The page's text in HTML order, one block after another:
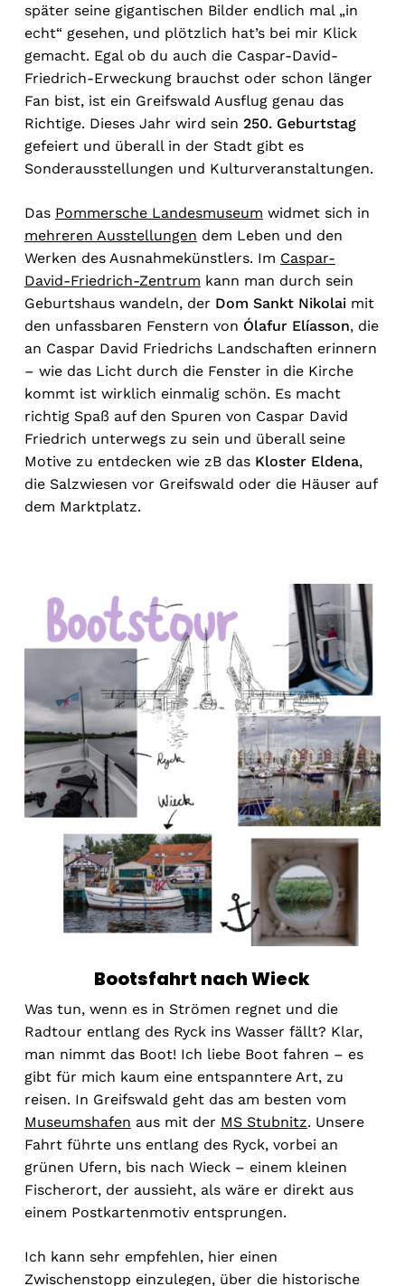
später seine gigantischen Bilder endlich mal „in
echt“ gesehen, und plötzlich hat’s bei mir Klick
gemacht. Egal ob du auch die Caspar-David-
Friedrich-Erweckung brauchst oder schon länger
Fan bist, ist ein Greifswald Ausflug genau das
Richtige. Dieses Jahr wird sein 250. Geburtstag
gefeiert und überall in der Stadt gibt es
Sonderausstellungen und Kulturveranstaltungen.
Das Pommersche Landesmuseum widmet sich in
mehreren Ausstellungen dem Leben und den
Werken des Ausnahmekünstlers. Im Caspar-
David-Friedrich-Zentrum kann man durch sein
Geburtshaus wandeln, der Dom Sankt Nikolaimit
den unfassbaren Fenstern von Ólafur Elíasson, die
an Caspar David Friedrichs Landschaften erinnern
– wie das Licht durch die Fenster in die Kirche
kommt ist wirklich einmalig schön. Es macht
richtig Spaß auf den Spuren von Caspar David
Friedrich unterwegs zu sein und überall seine
Motive zu entdecken wie zB das Kloster Eldena,
die Salzwiesen vor Greifswald oder die Häuser auf
dem Marktplatz.
Bootsfahrt nach Wieck
Was tun, wenn es in Strömen regnet und die
Radtour entlang des Ryck ins Wasser fällt? Klar,
man nimmt das Boot! Ich liebe Boot fahren – es
gibt für mich kaum eine entspanntere Art, zu
reisen. In Greifswald geht das am besten vom
Museumshafen aus mit der MS Stubnitz. Unsere
Fahrt führte uns entlang des Ryck, vorbei an
grünen Ufern, bis nach Wieck – einem kleinen
Fischerort, der aussieht, als wäre er direkt aus
einem Postkartenmotiv entsprungen.
Ich kann sehr empfehlen, hier einen
Zwischenstopp einzulegen, über die historische